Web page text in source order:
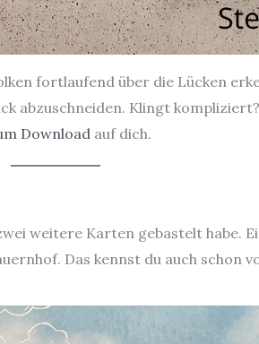
fortlaufend über die Lücken
abzuschneiden. Klingt
Download auf dich.
weitere Karten gebastelt habe.
Das kennst du auch schon